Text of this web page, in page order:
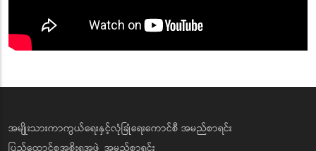
အမျိုးသားကာကွယ်ရေးနှင့်လုံခြုံရေးကောင်စီ အမည်စာရင်း
ပြည်ထောင်စုအစိုးရအဖွဲ့ အမည်စာရင်း